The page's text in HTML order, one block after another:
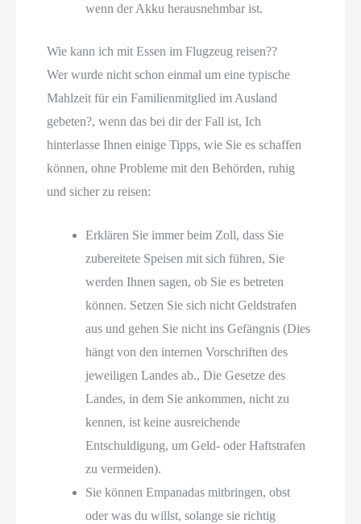
wenn der Akku herausnehmbar ist.
Wie kann ich mit Essen im Flugzeug reisen??
Wer wurde nicht schon einmal um eine typische
Mahlzeit für ein Familienmitglied im Ausland
gebeten?, wenn das bei dir der Fall ist, Ich
hinterlasse Ihnen einige Tipps, wie Sie es schaffen
können, ohne Probleme mit den Behörden, ruhig
und sicher zu reisen:
Erklären Sie immer beim Zoll, dass Sie
zubereitete Speisen mit sich führen, Sie
werden Ihnen sagen, ob Sie es betreten
können. Setzen Sie sich nicht Geldstrafen
aus und gehen Sie nicht ins Gefängnis (Dies
hängt von den internen Vorschriften des
jeweiligen Landes ab., Die Gesetze des
Landes, in dem Sie ankommen, nicht zu
kennen, ist keine ausreichende
Entschuldigung, um Geld- oder Haftstrafen
zu vermeiden).
Sie können Empanadas mitbringen, obst
oder was du willst, solange sie richtig